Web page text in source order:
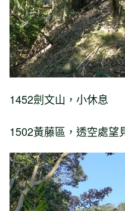
1452劍文山，小休息
1502黃藤區，透空處望